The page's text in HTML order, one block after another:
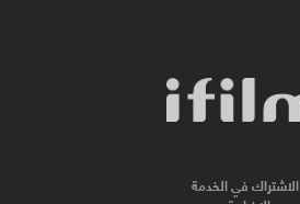
الاشتراك في الخدمة